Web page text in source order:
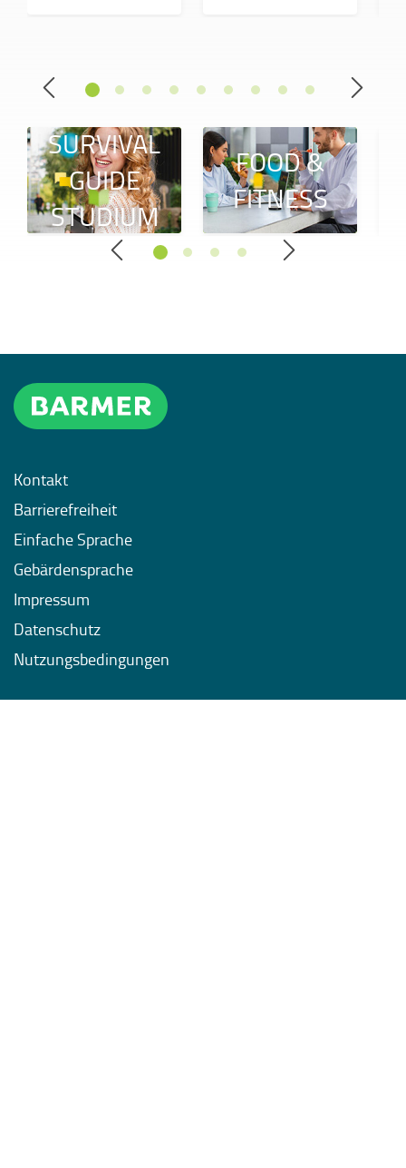
SURVIVAL
GUIDE
STUDIUM
FOOD &
FITNESS
Kontakt
Barrierefreiheit
Einfache Sprache
Gebärdensprache
Impressum
Datenschutz
Nutzungsbedingungen